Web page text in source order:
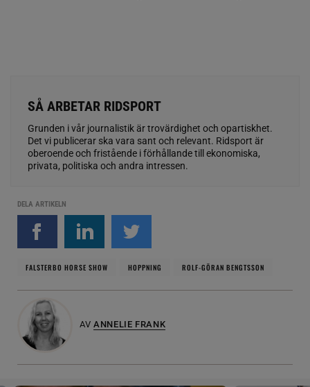
SÅ ARBETAR RIDSPORT
Grunden i vår journalistik är trovärdighet och opartiskhet.
Det vi publicerar ska vara sant och relevant. Ridsport är
oberoende och fristående i förhållande till ekonomiska,
privata, politiska och andra intressen.
DELA ARTIKELN
FALSTERBO HORSE SHOW HOPPNING ROLF-GÖRAN BENGTSSON
AV ANNELIE FRANK